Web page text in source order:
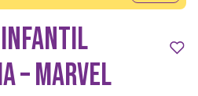
– MARVEL